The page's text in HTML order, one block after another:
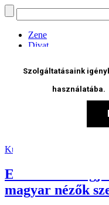
Zene
Divat
Art & Design
Életmód
Koncert
Kult
Ez volt a 10
magyar nézők
Szolgáltatásaink
használatába.